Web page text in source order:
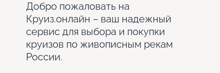
Добро пожаловать на
Круиз.онлайн – ваш надежный
сервис для выбора и покупки
круизов по живописным рекам
России.